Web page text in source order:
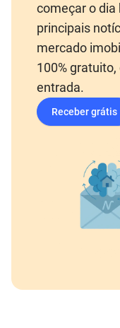
começar o
principais
mercado
100%
entrada.
Receber grátis